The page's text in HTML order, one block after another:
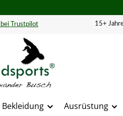
Trustpilot 15+
Bekleidung Ausrüstung